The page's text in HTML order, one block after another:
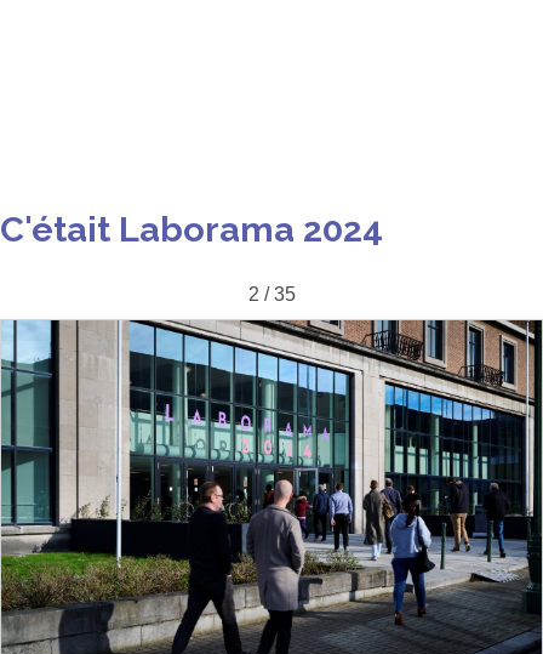
C'était Laborama 2024
2 / 35